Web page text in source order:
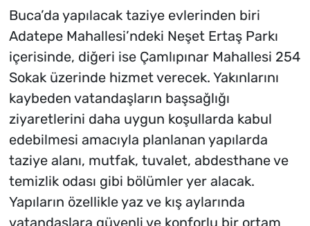
Buca’da yapılacak taziye evlerinden biri
Adatepe Mahallesi’ndeki Neşet Ertaş Parkı
içerisinde, diğeri ise Çamlıpınar Mahallesi 254
Sokak üzerinde hizmet verecek. Yakınlarını
kaybeden vatandaşların başsağlığı
ziyaretlerini daha uygun koşullarda kabul
edebilmesi amacıyla planlanan yapılarda
taziye alanı, mutfak, tuvalet, abdesthane ve
temizlik odası gibi bölümler yer alacak.
Yapıların özellikle yaz ve kış aylarında
vatandaşlara güvenli ve konforlu bir ortam